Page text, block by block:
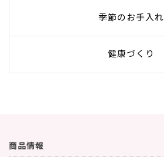
季節のお手入れ
健康づくり
商品情報